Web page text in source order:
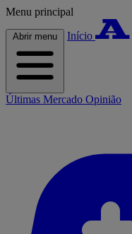
Menu principal
Abrir menu Início
Últimas Mercado Opinião